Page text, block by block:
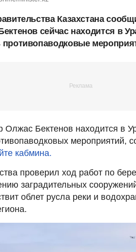
Казахстана
сейчас находится в
Олжас Бектенов находится в
мероприятий,
кабмина.
проверил ход работ по
заградительных
облет русла реки и